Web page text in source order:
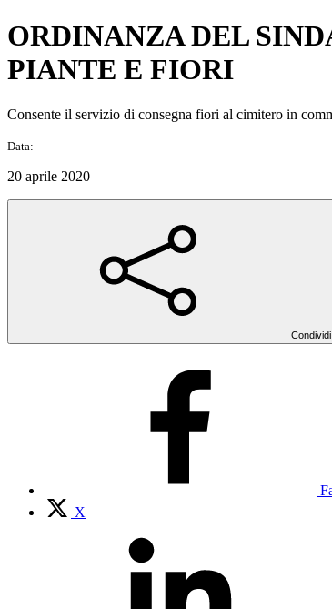
ORDINANZA DEL
PIANTE E FIORI
Consente il servizio di consegna fiori al cimitero in
Data:
20 aprile 2020
Condividi
X